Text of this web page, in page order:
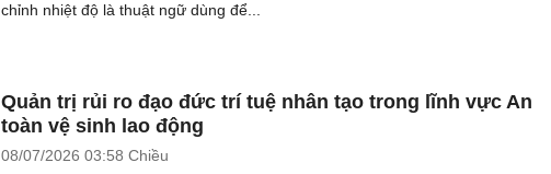
chỉnh nhiệt độ là thuật ngữ dùng để...
Quản trị rủi ro đạo đức trí tuệ nhân tạo trong lĩnh vực An
toàn vệ sinh lao động
08/07/2026 03:58 Chiều